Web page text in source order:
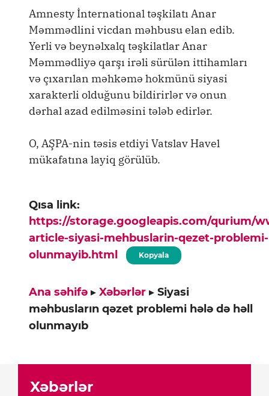
Amnesty İnternational təşkilatı Anar
Məmmədlini vicdan məhbusu elan edib.
Yerli və beynəlxalq təşkilatlar Anar
Məmmədliyə qarşı irəli sürülən ittihamları
və çıxarılan məhkəmə hokmünü siyasi
xarakterli olduğunu bildirirlər və onun
dərhal azad edilməsini tələb edirlər.
O, AŞPA-nin təsis etdiyi Vatslav Havel
mükafatına layiq görülüb.
Qısa link:
https://storage.googleapis.com/qurium/
article-siyasi-mehbuslarin-qezet-
olunmayib.html
Kopyala
Ana səhifə ▸ Xəbərlər ▸ Siyasi
məhbusların qəzet problemi hələ də həll
olunmayıb
Xəbərlər